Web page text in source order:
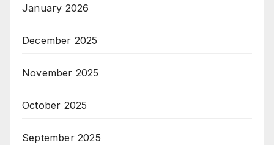
January 2026
December 2025
November 2025
October 2025
September 2025